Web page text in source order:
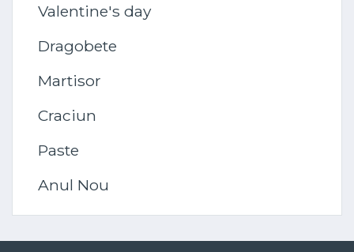
Valentine's day
Dragobete
Martisor
Craciun
Paste
Anul Nou